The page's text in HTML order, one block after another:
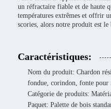
un réfractaire fiable et de haute
températures extrêmes et offrir
scories, alors notre produit est
Caractéristiques:
Nom du produit: Chardon
fondue, corindon, fonte pour
Catégorie de produits:
Paquet: Palette de bois